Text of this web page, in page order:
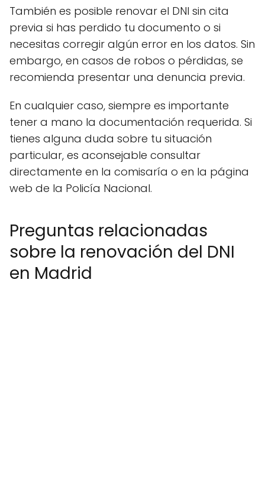
También es posible renovar el DNI sin cita
previa si has perdido tu documento o si
necesitas corregir algún error en los datos. Sin
embargo, en casos de robos o pérdidas, se
recomienda presentar una denuncia previa.
En cualquier caso, siempre es importante
tener a mano la documentación requerida. Si
tienes alguna duda sobre tu situación
particular, es aconsejable consultar
directamente en la comisaría o en la página
web de la Policía Nacional.
Preguntas relacionadas
sobre la renovación del DNI
en Madrid